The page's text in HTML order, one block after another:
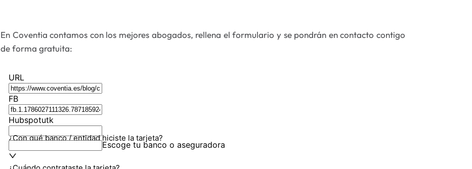
En Coventia contamos con los mejores abogados, rellena el formulario y se pondrán en contacto contigo
de forma gratuita: